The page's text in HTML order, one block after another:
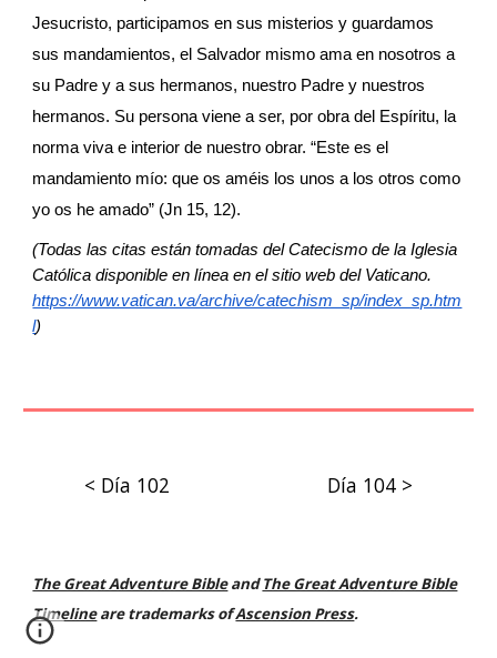
Jesucristo, participamos en sus misterios y guardamos
sus mandamientos, el Salvador mismo ama en nosotros a
su Padre y a sus hermanos, nuestro Padre y nuestros
hermanos. Su persona viene a ser, por obra del Espíritu, la
norma viva e interior de nuestro obrar. “Este es el
mandamiento mío: que os améis los unos a los otros como
yo os he amado” (Jn 15, 12).
(Todas las citas están tomadas del Catecismo de la Iglesia
Católica disponible en línea en el sitio web del Vaticano.
https://www.vatican.va/archive/catechism_sp/index_sp.htm
l)
< Día 102 Día 104 >
The Great Adventure BibleandThe Great Adventure Bible
Timelineare trademarks ofAscension Press.